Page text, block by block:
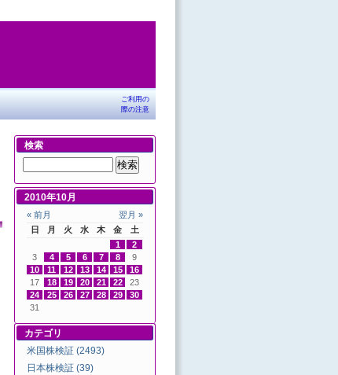
ご利用の
際の注意
検索
2010年10月
« 前月
翌月 »
日
月 火 水 木 金
土
1
2
3
4 5 6 7 8
9
10
11 12 13 14 15
16
17
18 19 20 21 22
23
24
25 26 27 28 29
30
31
カテゴリ
米国株検証 (2493)
日本株検証 (39)